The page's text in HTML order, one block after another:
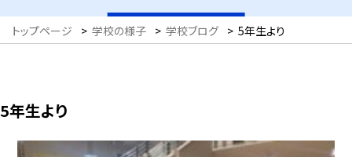
トップページ > 学校の様子 > 学校ブログ > 5年生より
5年生より